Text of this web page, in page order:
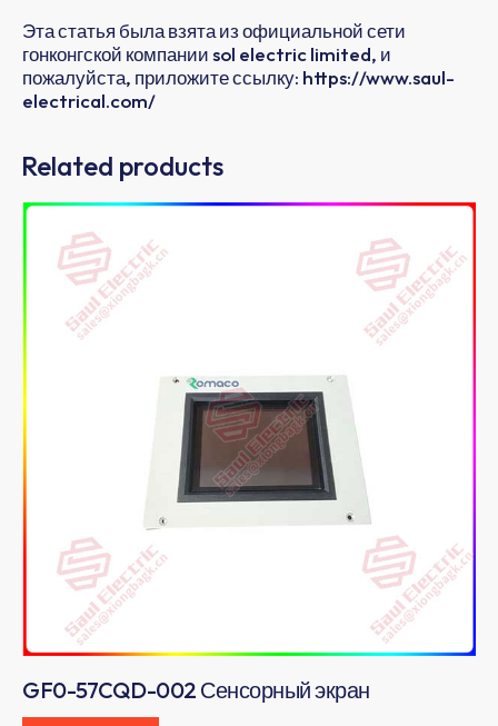
Эта статья была взята из официальной сети
гонконгской компании sol electric limited, и
пожалуйста, приложите ссылку: https://www.saul-
electrical.com/
Related products
GF0-57CQD-002 Сенсорный экран